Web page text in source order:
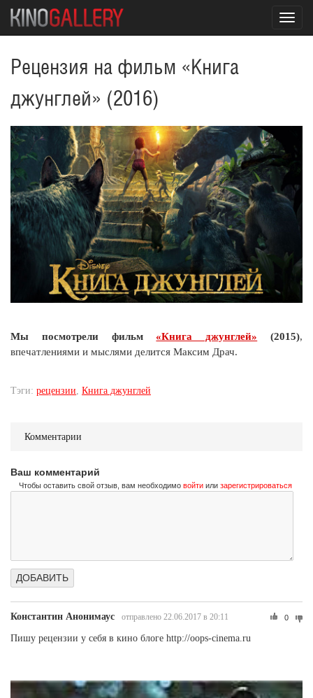
Рецензия на фильм «Книга
джунглей» (2016)
Мы посмотрели фильм«Книга джунглей» (2015),
впечатлениями и мыслями делится Максим Драч.
Тэги: рецензии Книга джунглей
Комментарии
Ваш комментарий
Чтобы оставить свой отзыв, вам необходимо войти или зарегистрироваться
Константин Анонимаус отправлено 22.06.2017 в 20:11 0
Пишу рецензии у себя в кино блоге http://oops-cinema.ru